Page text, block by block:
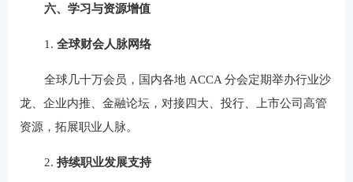
六、学习与资源增值
1. 全球财会人脉网络
全球几十万会员，国内各地 ACCA 分会定期举办行业沙
龙、企业内推、金融论坛，对接四大、投行、上市公司高管
资源，拓展职业人脉。
2. 持续职业发展支持